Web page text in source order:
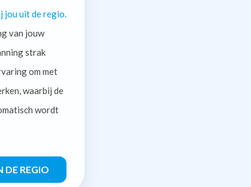
jou uit de regio.
van jouw
strak
om met
waarbij de
wordt
DE REGIO